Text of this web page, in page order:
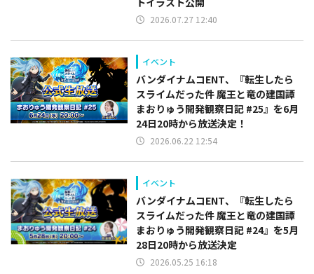
2026.07.27 12:40
イベント
バンダイナムコENT、『転生したら
スライムだった件 魔王と竜の建国譚
まおりゅう開発観察日記 #25』を6月
24日20時から放送決定！
2026.06.22 12:54
イベント
バンダイナムコENT、『転生したら
スライムだった件 魔王と竜の建国譚
まおりゅう開発観察日記 #24』を5月
28日20時から放送決定
2026.05.25 16:18